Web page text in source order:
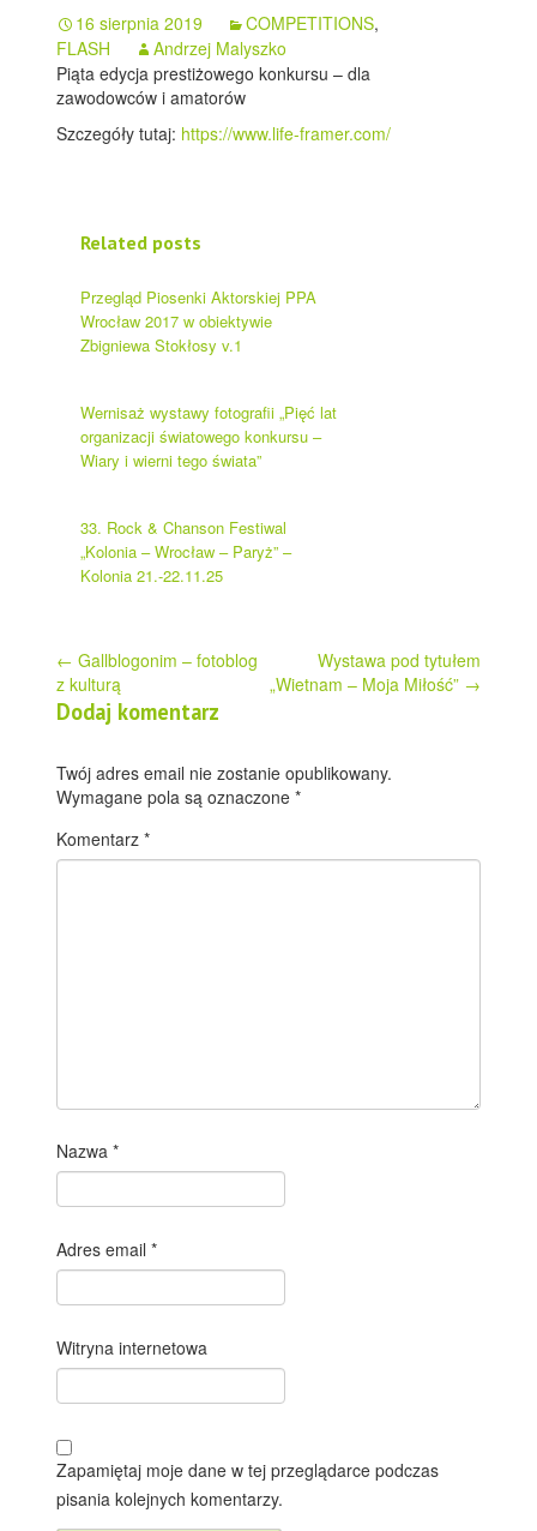
16 sierpnia 2019 COMPETITIONS,
FLASH
Andrzej Malyszko
Piąta edycja prestiżowego konkursu – dla
zawodowców i amatorów
Szczegóły tutaj: https://www.life-framer.com/
Related posts
Przegląd Piosenki Aktorskiej PPA
Wrocław 2017 w obiektywie
Zbigniewa Stokłosy v.1
Wernisaż wystawy fotografii „Pięć lat
organizacji światowego konkursu –
Wiary i wierni tego świata”
33. Rock & Chanson Festiwal
„Kolonia – Wrocław – Paryż” –
Kolonia 21.-22.11.25
Post
navigation
← Gallblogonim – fotoblog
z kulturą
Wystawa pod tytułem
„Wietnam – Moja Miłość” →
Dodaj komentarz
Twój adres email nie zostanie opublikowany.
Wymagane pola są oznaczone*
Komentarz*
Nazwa*
Adres email*
Witryna internetowa
Zapamiętaj moje dane w tej przeglądarce podczas
pisania kolejnych komentarzy.